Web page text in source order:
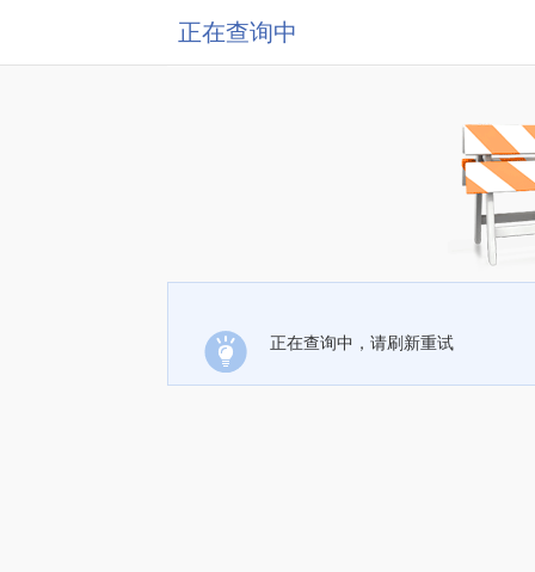
正在查询中
正在查询中，请刷新重试